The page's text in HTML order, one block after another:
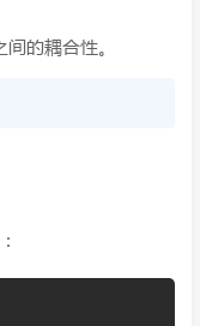
的耦合性。